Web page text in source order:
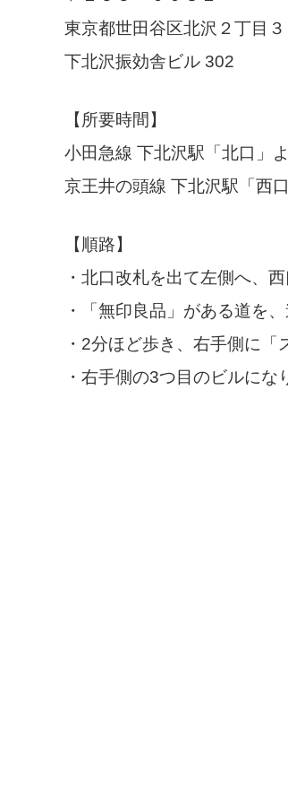
東京都世田谷区北沢２丁目３
下北沢振効舎ビル 302
【所要時間】
小田急線 下北沢駅「北口」
京王井の頭線 下北沢駅「西
【順路】
・北口改札を出て左側へ、
・「無印良品」がある道を
・2分ほど歩き、右手側に
・右手側の3つ目のビルにな